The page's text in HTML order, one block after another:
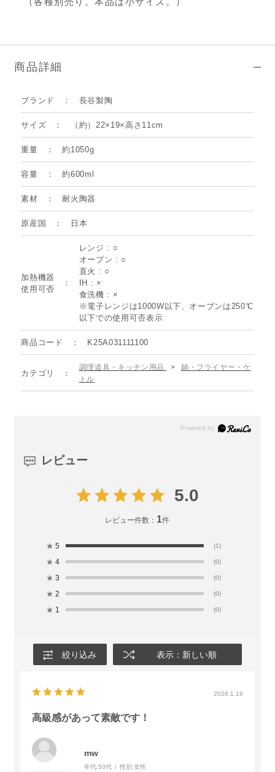
商品詳細
ブランド 長谷製陶
サイズ （約）22×19×高さ11cm
重量 約1050g
容量 約600ml
素材 耐火陶器
原産国 日本
加熱機器
使用可否
レンジ : ○
オーブン : ○
直火 : ○
IH : ×
食洗機 : ×
※電子レンジは1000W以下、オーブンは250℃
以下での使用可否表示
商品コード K25A031111100
カテゴリ
調理道具・キッチン用品 >
鍋・フライヤー・ケ
トル
レビュー
5.0
レビュー件数： 1件
★ 5 (1)
★ 4 (0)
★ 3 (0)
★ 2 (0)
★ 1 (0)
絞り込み 表示：新しい順
2026.1.16
高級感があって素敵です！
mw
年代:50代 性別:女性